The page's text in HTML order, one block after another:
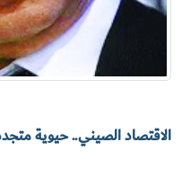
الاقتصاد الصيني.. حيوية